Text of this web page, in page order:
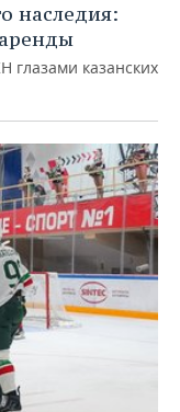
наследия:
глазами казанских